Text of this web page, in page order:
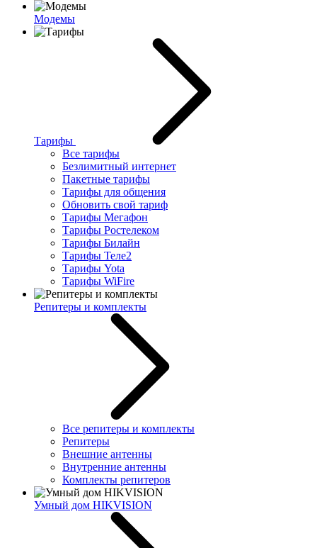
Модемы
Тарифы
Все тарифы
Безлимитный интернет
Пакетные тарифы
Тарифы для общения
Обновить свой тариф
Тарифы Мегафон
Тарифы Ростелеком
Тарифы Билайн
Тарифы Теле2
Тарифы Yota
Тарифы WiFire
Репитеры и комплекты
Все репитеры и комплекты
Репитеры
Внешние антенны
Внутренние антенны
Комплекты репитеров
Умный дом HIKVISION